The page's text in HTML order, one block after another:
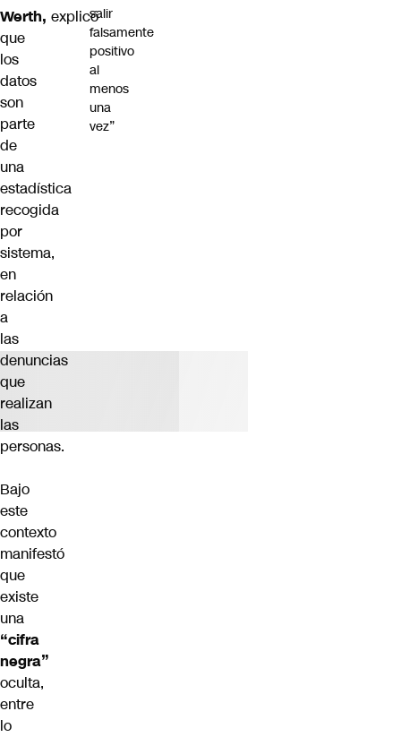
Werth, explicó
que
los
datos
son
parte
de
una
estadística
recogida
por
sistema,
en
relación
a
las
denuncias
que
realizan
las
personas.
Bajo
este
contexto
manifestó
que
existe
una
“cifra
negra”
oculta,
entre
lo
salir
falsamente
positivo
al
menos
una
vez”